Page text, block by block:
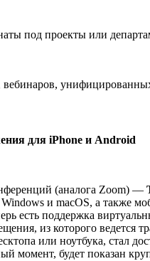
под проекты или
вебинаров,
для iPhone и Android
(аналога Zoom) —
и macOS, а также
есть поддержка
из которого ведется
или ноутбука, стал
момент, будет показан